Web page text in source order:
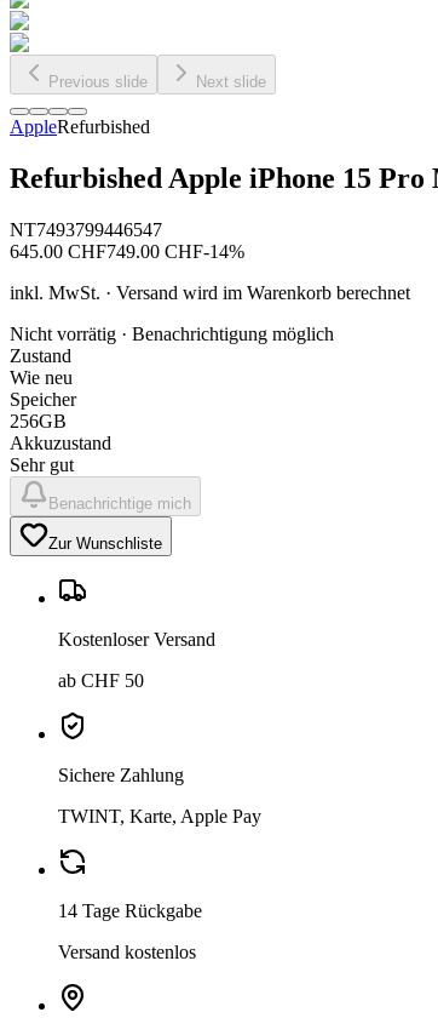
Previous slide Next slide
AppleRefurbished
Refurbished Apple iPhone 15
NT7493799446547
645.00 CHF749.00 CHF-14%
inkl. MwSt. · Versand wird im Warenkorb berechnet
Nicht vorrätig · Benachrichtigung möglich
Zustand
Wie neu
Speicher
256GB
Akkuzustand
Sehr gut
Benachrichtige mich
Zur Wunschliste
Kostenloser Versand
ab CHF 50
Sichere Zahlung
TWINT, Karte, Apple Pay
14 Tage Rückgabe
Versand kostenlos